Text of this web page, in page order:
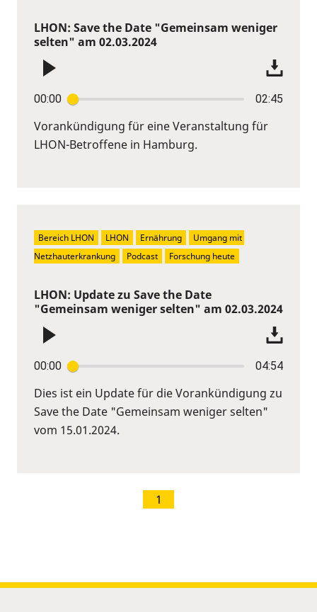
LHON: Save the Date "Gemeinsam weniger
selten" am 02.03.2024
00:00 02:45
Vorankündigung für eine Veranstaltung für
LHON-Betroffene in Hamburg.
LHON: Update zu Save the Date
"Gemeinsam weniger selten" am 02.03.2024
00:00 04:54
Dies ist ein Update für die Vorankündigung zu
Save the Date "Gemeinsam weniger selten"
vom 15.01.2024.
Bereich LHON LHON Ernährung
Umgang mit
Netzhauterkrankung
Podcast Forschung heute
1